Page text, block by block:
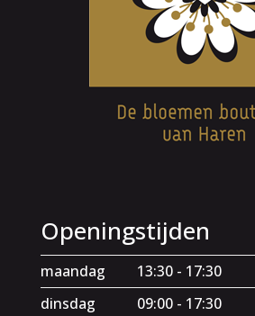
Openingstijden
maandag
13:30 - 17:30
dinsdag
09:00 - 17:30